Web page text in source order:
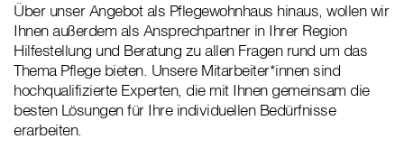
Über unser Angebot als Pflegewohnhaus hinaus, wollen wir
Ihnen außerdem als Ansprechpartner in Ihrer Region
Hilfestellung und Beratung zu allen Fragen rund um das
Thema Pflege bieten. Unsere Mitarbeiter*innen sind
hochqualifizierte Experten, die mit Ihnen gemeinsam die
besten Lösungen für Ihre individuellen Bedürfnisse
erarbeiten.